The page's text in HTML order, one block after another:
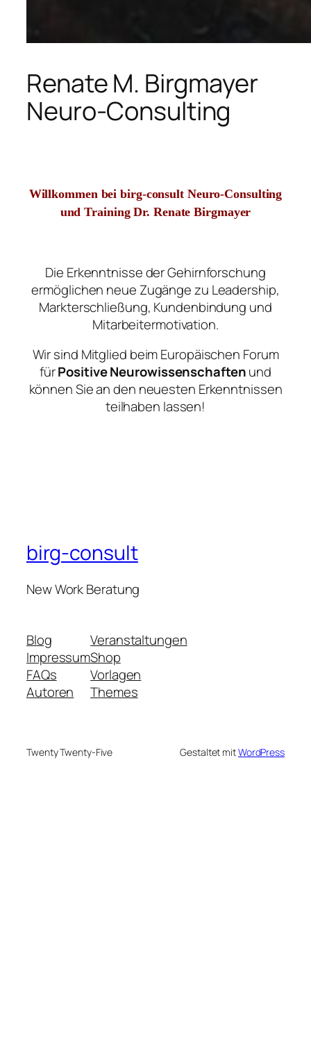
Renate M. Birgmayer
Neuro-Consulting
Willkommen bei birg-consult Neuro-Consulting
und Training Dr. Renate Birgmayer
Die Erkenntnisse der Gehirnforschung
ermöglichen neue Zugänge zu Leadership,
Markterschließung, Kundenbindung und
Mitarbeitermotivation.
Wir sind Mitglied beim Europäischen Forum
fürPositive Neurowissenschaftenund
können Sie an den neuesten Erkenntnissen
teilhaben lassen!
birg-consult
New Work Beratung
Blog
Impressum
FAQs
Autoren
Veranstaltungen
Shop
Vorlagen
Themes
Twenty Twenty-Five Gestaltet mitWordPress